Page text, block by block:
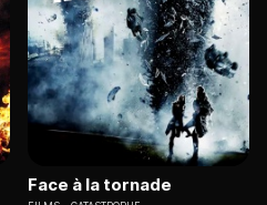
Face à la tornade